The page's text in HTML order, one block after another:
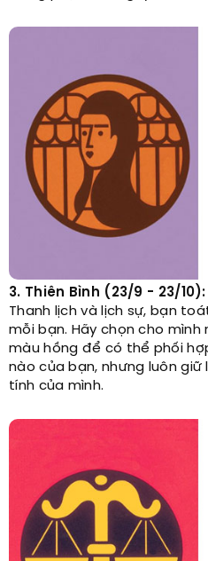
3. Thiên Bình (23/9 - 23/
Thanh lịch và lịch sự, bạn
mỗi bạn. Hãy chọn cho
màu hồng để có thể phối
nào của bạn, nhưng luôn giữ
tính của mình.